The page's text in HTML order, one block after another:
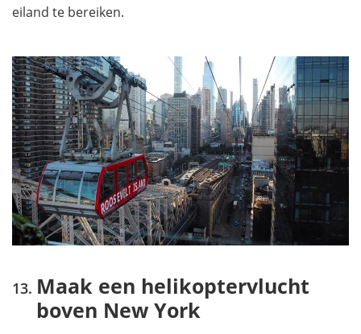
eiland te bereiken.
Maak een helikoptervlucht
boven New York